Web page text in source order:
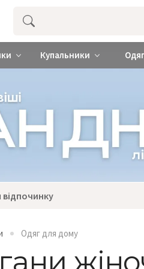
Купити нижню жіночу білизну ❤️
Купальники Одяг
відпочинку
Одяг для дому